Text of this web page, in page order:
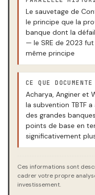
Le sauvetage de
le principe que la
banque dont la
— le SRE de 2023
même principe
CE QUE
Acharya, Anginer et
la subvention TBTF
des grandes
points de base en
significativement
Ces informations sont
cadrer votre propre
investissement.